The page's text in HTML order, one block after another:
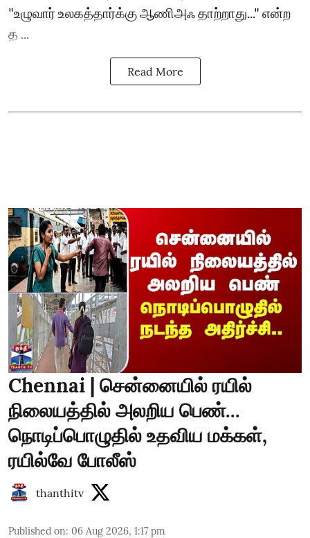
"உழுவார் உலகத்தார்க்கு ஆணிஅஃ தாற்றாது..." என்ற
த ...
Read More
Chennai | சென்னையில் ரயில்
நிலையத்தில் அலறிய பெண்...
நொடிப்பொழுதில் உதவிய மக்கள்,
ரயில்வே போலீஸ்
thanthitv
Published on: 06 Aug 2026, 1:17 pm